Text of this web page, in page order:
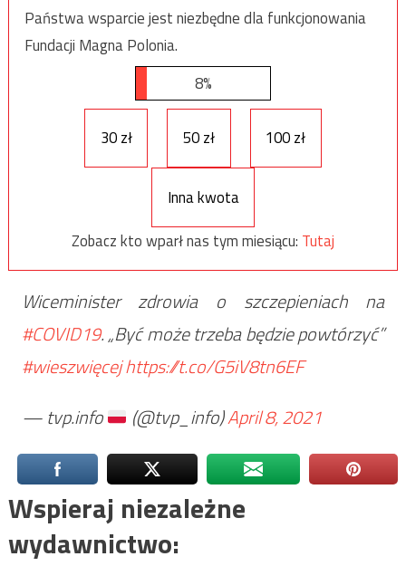
Państwa wsparcie jest niezbędne dla funkcjonowania
Fundacji Magna Polonia.
8%
30 zł 50 zł 100 zł
Inna kwota
Zobacz kto wparł nas tym miesiącu: Tutaj
Wiceminister zdrowia o szczepieniach na
#COVID19. „Być może trzeba będzie powtórzyć”
#wieszwięcejhttps://t.co/G5iV8tn6EF
— tvp.info
(@tvp_info)April 8, 2021
Wspieraj niezależne
wydawnictwo: